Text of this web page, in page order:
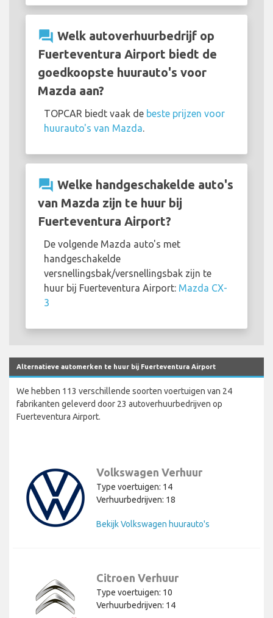
question_answer Welk autoverhuurbedrijf op
Fuerteventura Airport biedt de
goedkoopste huurauto's voor
Mazda aan?
TOPCAR biedt vaak de beste prijzen voor
huurauto's van Mazda
question_answer Welke handgeschakelde auto's
van Mazda zijn te huur bij
Fuerteventura Airport?
De volgende Mazda auto's met
handgeschakelde
versnellingsbak/versnellingsbak zijn te
huur bij Fuerteventura Airport: Mazda CX-
3
Alternatieve automerken te huur bij Fuerteventura Airport
We hebben 113 verschillende soorten voertuigen van 24
fabrikanten geleverd door 23 autoverhuurbedrijven op
Fuerteventura Airport.
Volkswagen Verhuur
Type voertuigen: 14
Verhuurbedrijven: 18
Bekijk Volkswagen huurauto's
Citroen Verhuur
Type voertuigen: 10
Verhuurbedrijven: 14